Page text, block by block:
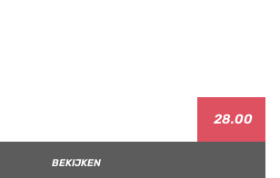
28.00
BEKIJKEN